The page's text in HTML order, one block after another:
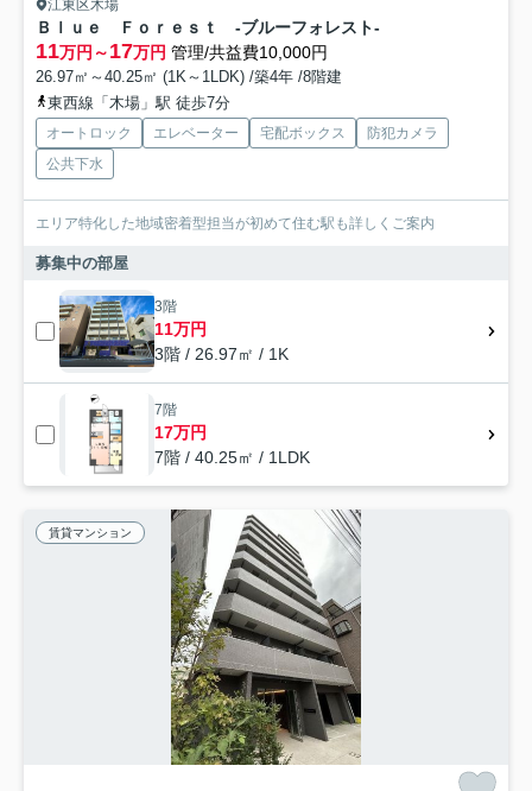
江東区木場
Ｂｌｕｅ Ｆｏｒｅｓｔ -ブルーフォレスト-
11万円～17万円 管理/共益費10,000円
26.97㎡～40.25㎡ (1K～1LDK) /築4年 /8階建
東西線「木場」駅 徒歩7分
オートロック エレベーター 宅配ボックス
防犯カメラ
公共下水
エリア特化した地域密着型担当が初めて住む駅も詳しくご案内
募集中の部屋
3階
11万円
3階 / 26.97㎡ / 1K
7階
17万円
7階 / 40.25㎡ / 1LDK
賃貸マンション